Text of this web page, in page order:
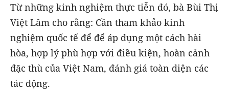
Từ những kinh nghiệm thực tiễn đó, bà Bùi Thị
Việt Lâm cho rằng: Cần tham khảo kinh
nghiệm quốc tế để để áp dụng một cách hài
hòa, hợp lý phù hợp với điều kiện, hoàn cảnh
đặc thù của Việt Nam, đánh giá toàn diện các
tác động.